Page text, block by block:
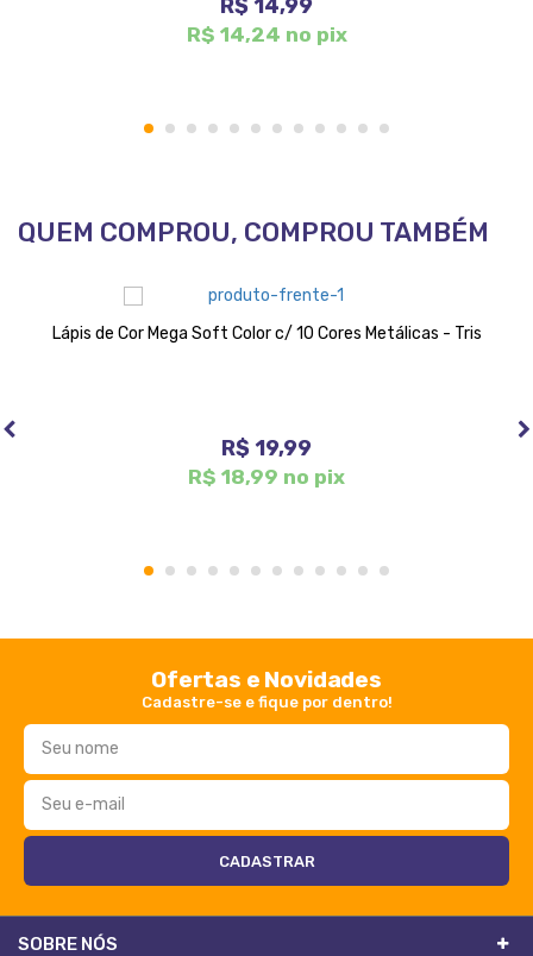
R$ 14,99
R$ 14,24 no pix
1 2 3 4 5 6 7 8 9 10 11 12
QUEM COMPROU, COMPROU TAMBÉM
Lápis de Cor Mega Soft Color c/ 10 Cores Metálicas - Tris
R$ 19,99
R$ 18,99 no pix
1 2 3 4 5 6 7 8 9 10 11 12
Ofertas e Novidades
Cadastre-se e fique por dentro!
SOBRE NÓS